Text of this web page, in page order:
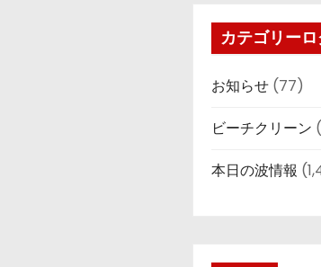
カテゴリー
お知らせ (77)
ビーチクリーン
本日の波情報